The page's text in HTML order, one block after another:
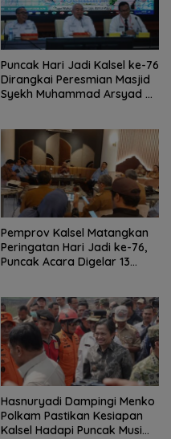
Puncak Hari Jadi Kalsel ke-76
Dirangkai Peresmian Masjid
Syekh Muhammad Arsyad Al
Pemprov Kalsel Matangkan
Peringatan Hari Jadi ke-76,
Puncak Acara Digelar 13
Hasnuryadi Dampingi Menko
Polkam Pastikan Kesiapan
Kalsel Hadapi Puncak Musim